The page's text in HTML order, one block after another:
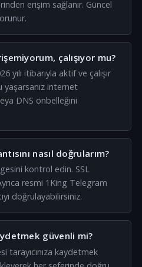
erişim sağlanır. Güncel
çalışıyor mu?
yılı itibarıyla aktif ve çalışır
yaşarsanız internet
DNS önbelleğini
nasıl doğrularım?
kontrol edin. SSL
resmi 1King Telegram
doğrulayabilirsiniz.
güvenli mi?
tarayıcınıza kaydetmek